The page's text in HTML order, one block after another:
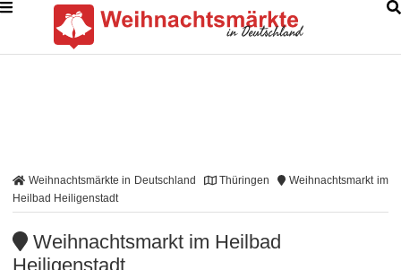
Weihnachtsmärkte in Deutschland Thüringen
Weihnachtsmarkt im
Heilbad Heiligenstadt
Weihnachtsmarkt im Heilbad
Heiligenstadt